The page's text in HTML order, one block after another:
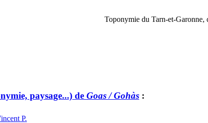
Toponymie du Tarn-et-
paysage...) de Goas / Gohàs :
P.